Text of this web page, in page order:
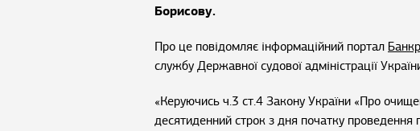
Борисову.
Про це повідомляє інформаційний портал
службу Державної судової адміністрації
«Керуючись ч.3 ст.4 Закону України «Про
десятиденний строк з дня початку проведення